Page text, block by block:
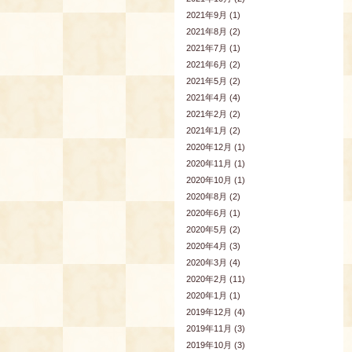
2021年9月 (1)
2021年8月 (2)
2021年7月 (1)
2021年6月 (2)
2021年5月 (2)
2021年4月 (4)
2021年2月 (2)
2021年1月 (2)
2020年12月 (1)
2020年11月 (1)
2020年10月 (1)
2020年8月 (2)
2020年6月 (1)
2020年5月 (2)
2020年4月 (3)
2020年3月 (4)
2020年2月 (11)
2020年1月 (1)
2019年12月 (4)
2019年11月 (3)
2019年10月 (3)